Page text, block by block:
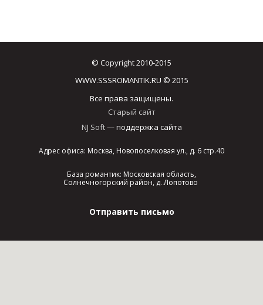
© Copyright 2010-2015
WWW.SSSROMANTIK.RU © 2015
Все права защищены.
Старый сайт
NJ Soft— поддержка сайта
Адрес офиса: Москва, Новопоселковая ул., д. 6 стр.40
База романтик: Московская область,
Солнечногорский район, д. Лопотово
Отправить письмо